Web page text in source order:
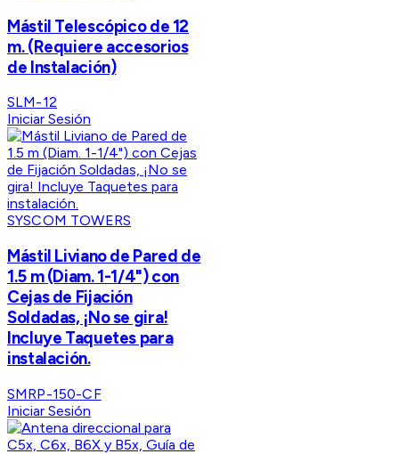
Mástil Telescópico de 12
m. (Requiere accesorios
de Instalación)
SLM-12
Iniciar Sesión
SYSCOM TOWERS
Mástil Liviano de Pared de
1.5 m (Diam. 1-1/4") con
Cejas de Fijación
Soldadas, ¡No se gira!
Incluye Taquetes para
instalación.
SMRP-150-CF
Iniciar Sesión